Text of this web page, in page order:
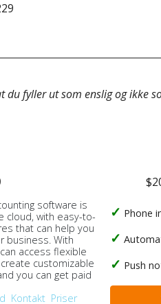
fyller ut som enslig og ikke
software is
cloud, with easy-to-
that can help you
business. With
access flexible
customizable
you can get paid
Kontakt Priser
Phone
Push